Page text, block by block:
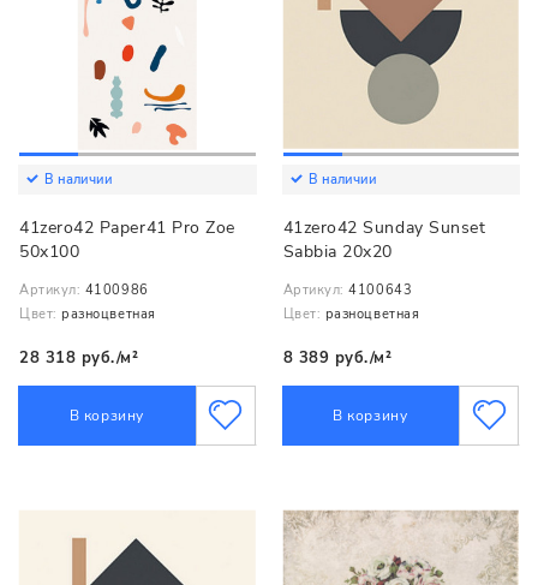
В наличии
41zero42 Paper41 Pro Zoe
50x100
Артикул: 4100986
Цвет: разноцветная
28 318 руб./м²
В корзину
В наличии
41zero42 Sunday Sunset
Sabbia 20x20
Артикул: 4100643
Цвет: разноцветная
8 389 руб./м²
В корзину